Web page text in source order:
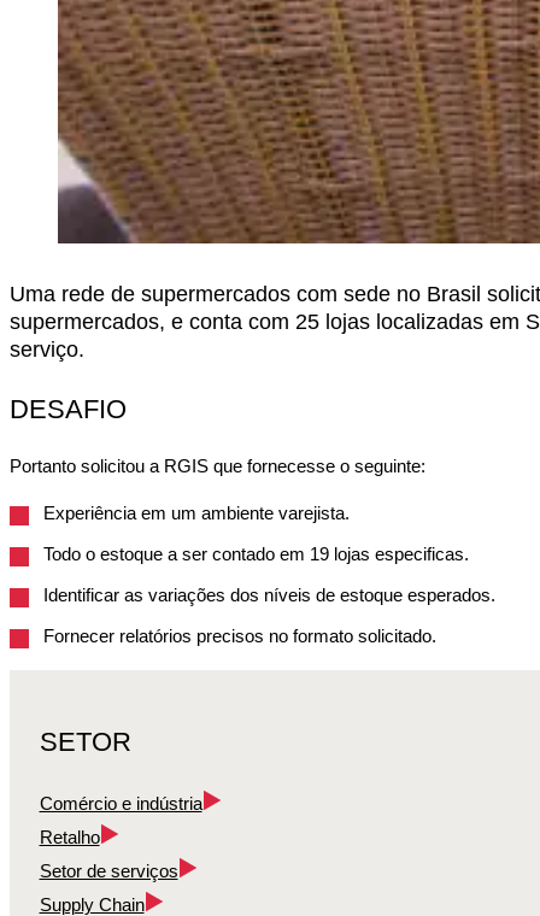
Uma rede de supermercados com sede no Brasil
supermercados, e conta com 25 lojas localizadas em
serviço.
DESAFIO
Portanto solicitou a RGIS que fornecesse o seguinte:
Experiência em um ambiente varejista.
Todo o estoque a ser contado em 19 lojas especificas.
Identificar as variações dos níveis de estoque esperados.
Fornecer relatórios precisos no formato solicitado.
SETOR
Comércio e indústria
Retalho
Setor de serviços
Supply Chain